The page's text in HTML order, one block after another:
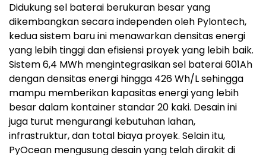
Didukung sel baterai berukuran besar yang
dikembangkan secara independen oleh Pylontech,
kedua sistem baru ini menawarkan densitas energi
yang lebih tinggi dan efisiensi proyek yang lebih baik.
Sistem 6,4 MWh mengintegrasikan sel baterai 601Ah
dengan densitas energi hingga 426 Wh/L sehingga
mampu memberikan kapasitas energi yang lebih
besar dalam kontainer standar 20 kaki. Desain ini
juga turut mengurangi kebutuhan lahan,
infrastruktur, dan total biaya proyek. Selain itu,
PyOcean mengusung desain yang telah dirakit di